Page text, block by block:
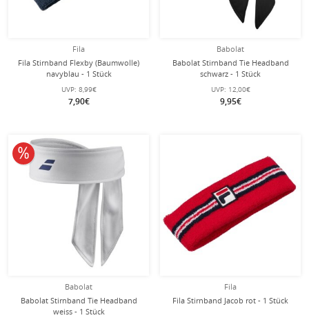
Fila
Fila Stirnband Flexby (Baumwolle)
navyblau - 1 Stück
UVP: 8,99€
7,90€
Babolat
Babolat Stirnband Tie Headband
schwarz - 1 Stück
UVP: 12,00€
9,95€
Babolat
Babolat Stirnband Tie Headband
weiss - 1 Stück
10% reduziert
Fila
Fila Stirnband Jacob rot - 1 Stück